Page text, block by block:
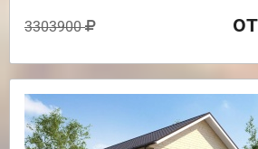
3303900